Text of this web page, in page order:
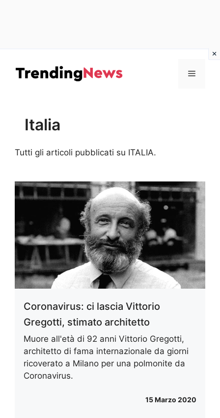
contenuto
Menu
Italia
Tutti gli articoli pubblicati su ITALIA.
Coronavirus: ci lascia Vittorio
Gregotti, stimato architetto
Muore all'età di 92 anni Vittorio Gregotti,
architetto di fama internazionale da giorni
ricoverato a Milano per una polmonite da
Coronavirus.
15 Marzo 2020